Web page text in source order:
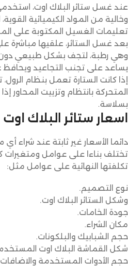
عند غسل ستائر البلاك اوت،
وخالية من المواد الكيميائية
تعليمات الغسيل المكتوبة على
بعد غسل الستائر، علقيها مباشرة
وهي رطبة، لتجف بشكل طبيعي دون
يساعد على تجنب التجاعيد
إذا كانت الستارة تعمل بنظام
المتحركة بانتظام وتزييت المحاور
بسلاسة.
اسعار ستائر البلاك اوت
دائما الأسعار غير ثابتة عند شراء أي
تختلف بناءا على عوامل ومتغيرات
تكلفتها النهائية على عوامل مثل:
نوع التصميم.
وشكل الستائر البلاك اوت.
جودة الخامات.
مكان الشراء.
حجم الشبابيك والبلكونات.
شكل القماشة البلاك اوت
حجم الأدوات المستخدمة